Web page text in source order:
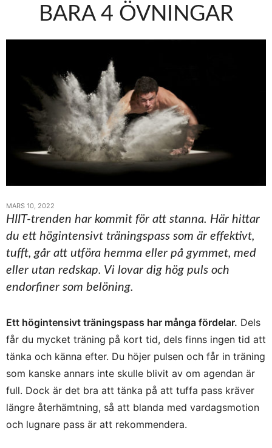
BARA 4 ÖVNINGAR
MARS 10, 2022
HIIT-trenden har kommit för att stanna. Här hittar
du ett högintensivt träningspass som är effektivt,
tufft, går att utföra hemma eller på gymmet, med
eller utan redskap. Vi lovar dig hög puls och
endorfiner som belöning.
Ett högintensivt träningspass har många fördelar. Dels
får du mycket träning på kort tid, dels finns ingen tid att
tänka och känna efter. Du höjer pulsen och får in träning
som kanske annars inte skulle blivit av om agendan är
full. Dock är det bra att tänka på att tuffa pass kräver
längre återhämtning, så att blanda med vardagsmotion
och lugnare pass är att rekommendera.